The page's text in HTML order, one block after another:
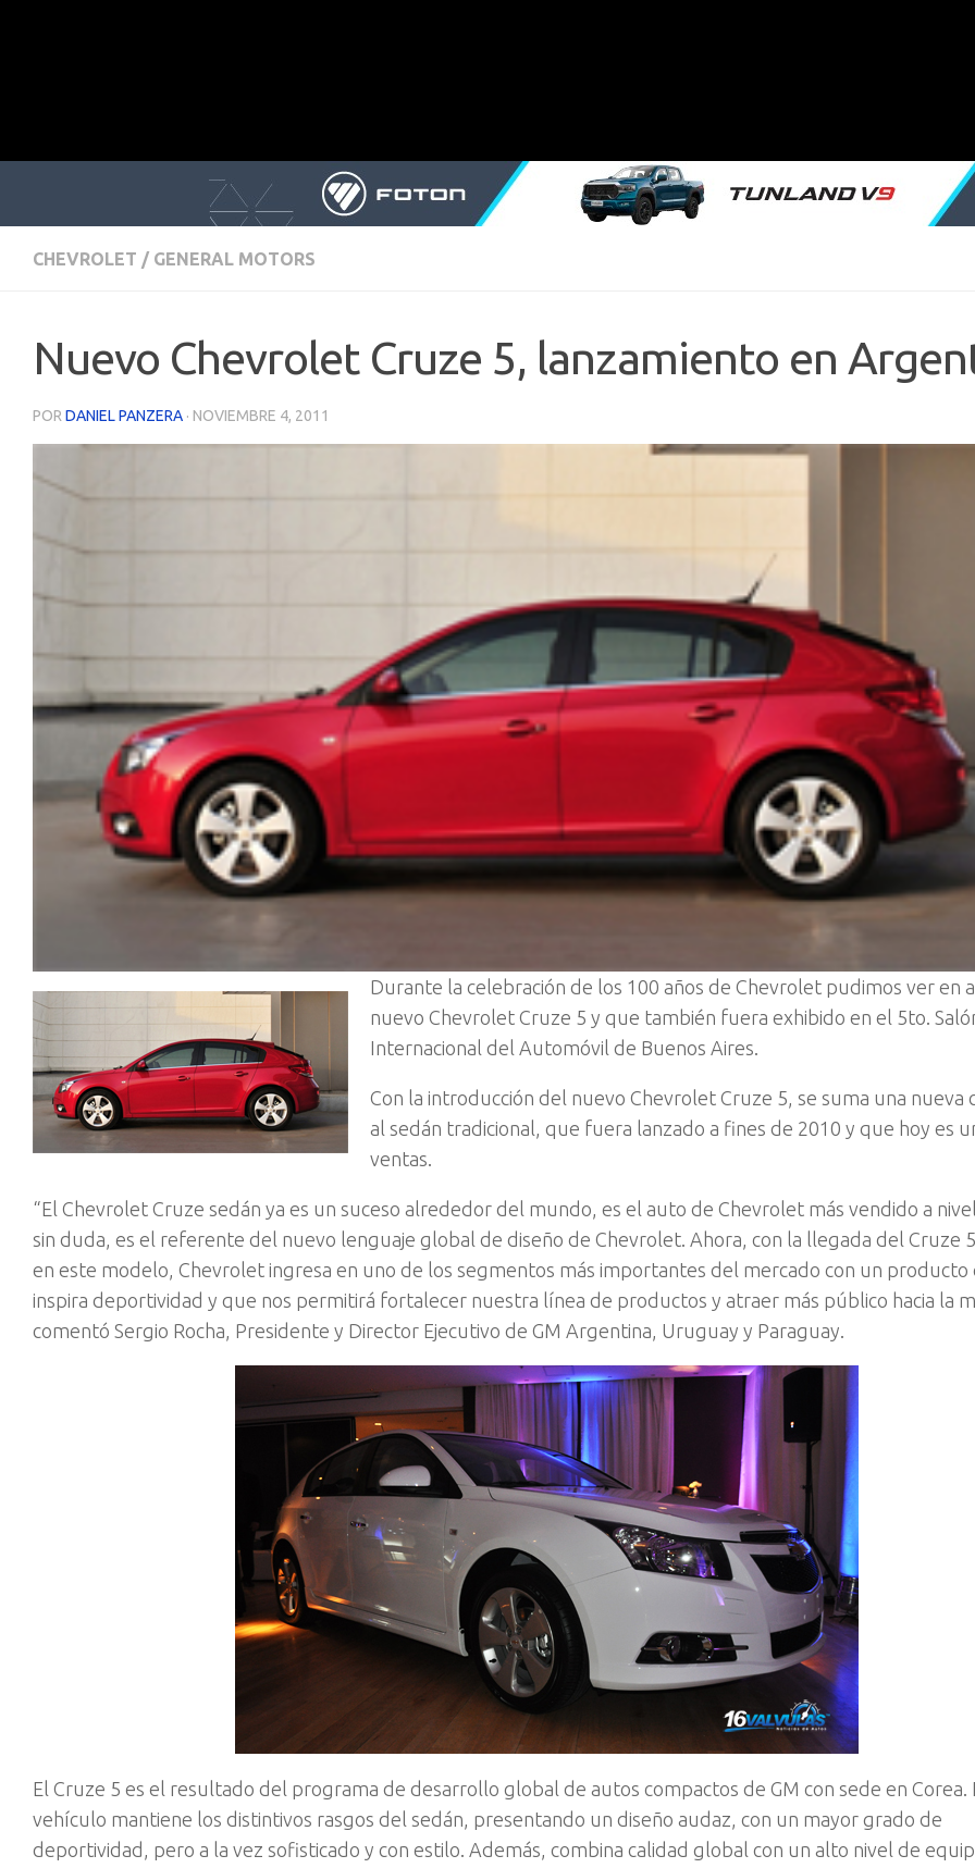
CHEVROLET / GENERAL MOTORS
Nuevo Chevrolet Cruze 5, lanzamiento en
POR DANIEL PANZERA · NOVIEMBRE 4, 2011
Durante la celebración de los 100 años de Chevrolet pudimos ver en
nuevo Chevrolet Cruze 5 y que también fuera exhibido en el 5to.
Internacional del Automóvil de Buenos Aires.
Con la introducción del nuevo Chevrolet Cruze 5, se suma una nueva
al sedán tradicional, que fuera lanzado a fines de 2010 y que hoy es
ventas.
“El Chevrolet Cruze sedán ya es un suceso alrededor del mundo, es el auto de Chevrolet más vendido a
sin duda, es el referente del nuevo lenguaje global de diseño de Chevrolet. Ahora, con la llegada del Cruze
en este modelo, Chevrolet ingresa en uno de los segmentos más importantes del mercado con un producto
inspira deportividad y que nos permitirá fortalecer nuestra línea de productos y atraer más público hacia la
comentó Sergio Rocha, Presidente y Director Ejecutivo de GM Argentina, Uruguay y Paraguay.
El Cruze 5 es el resultado del programa de desarrollo global de autos compactos de GM con sede en Corea.
vehículo mantiene los distintivos rasgos del sedán, presentando un diseño audaz, con un mayor grado de
deportividad, pero a la vez sofisticado y con estilo. Además, combina calidad global con un alto nivel de